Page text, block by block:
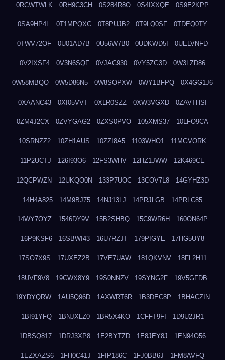
0RCWTWLK 0RH9C3CH 0S284R8O 0S4IXXQE 0S9E2KPP
0SA9HP4L 0T1MPQXC 0T8PUJB2 0T9LQ0SF 0TDEQ0TY
0TWV72OF 0U01AD7B 0U56W7B0 0UDKWD5I 0UELVNFD
0V2IXSF4 0V3N6SQF 0VJAC930 0VY5ZG3D 0W3LZD86
0W58MBQO 0W5D86N5 0W8SOPXW 0WY1BFPQ 0X4GG1J6
0XAANC43 0XI05VVT 0XLR0SZZ 0XW3VGXD 0ZAVTHSI
0ZM4J2CX 0ZVYGAG2 0ZXS0PVO 105XMS37 10LFO9CA
10SRNZZ2 10ZH1AUS 10ZZI8A5 1103WHO1 11MGVORK
11P2UCTJ 126I93O6 12FS3WHV 12HZ1JWW 12K469CE
12QCPWZN 12UKQO0N 133P7UOC 13COV7L8 14GYHZ3D
14H4A825 14M9BJ75 14NJ13LJ 14PRJLGB 14PRLC85
14WY7OYZ 1546DY9V 15B2SHBQ 15C9WR6H 160ON64P
16P9KSF6 16SBWI43 16U7RZJT 179PIGYE 17HG5UY8
17SO7X9S 17UXEZ2B 17VE7UAW 181QKVNV 18FL2H11
18UVF9V8 19CWX8Y9 19S0NNZV 19SYNG2F 19V5GFDB
19YDYQRW 1AU5Q96D 1AXWRT6R 1B3DEC8P 1BHACZIN
1BI91YFQ 1BNJXLZ0 1BR5X4KO 1CFFT9FI 1D9U2JR1
1DBSQ817 1DRJ3XP8 1E2BYTZD 1E8JEY8J 1EN94O56
1EZXAZS6 1FH0C41J 1FIP186C 1FJ0BB6J 1FM8AVFQ